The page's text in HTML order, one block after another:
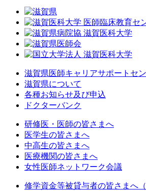
滋賀県医師キャリアサポートセ
滋賀県について
各種お知らせ及び申込
ドクターバンク
研修医・医師の皆さまへ
医学生の皆さまへ
中高生の皆さまへ
医療機関の皆さまへ
女性医師ネットワーク会議
修学資金等被貸与者の皆さまへ（